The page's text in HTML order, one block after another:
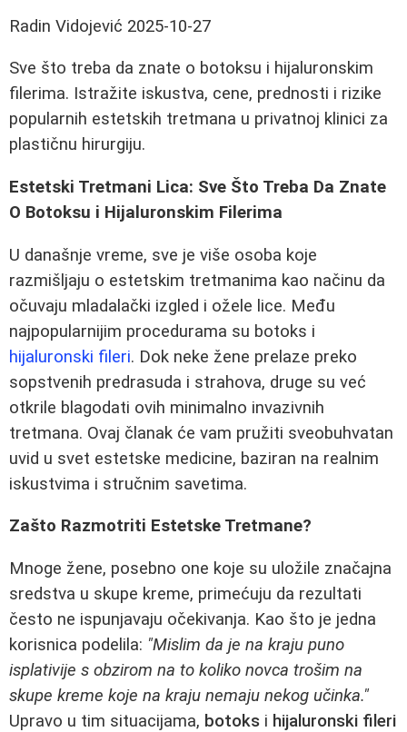
Radin Vidojević 2025-10-27
Sve što treba da znate o botoksu i hijaluronskim
filerima. Istražite iskustva, cene, prednosti i rizike
popularnih estetskih tretmana u privatnoj klinici za
plastičnu hirurgiju.
Estetski Tretmani Lica: Sve Što Treba Da Znate
O Botoksu i Hijaluronskim Filerima
U današnje vreme, sve je više osoba koje
razmišljaju o estetskim tretmanima kao načinu da
očuvaju mladalački izgled i ožele lice. Među
najpopularnijim procedurama su botoks i
hijaluronski fileri. Dok neke žene prelaze preko
sopstvenih predrasuda i strahova, druge su već
otkrile blagodati ovih minimalno invazivnih
tretmana. Ovaj članak će vam pružiti sveobuhvatan
uvid u svet estetske medicine, baziran na realnim
iskustvima i stručnim savetima.
Zašto Razmotriti Estetske Tretmane?
Mnoge žene, posebno one koje su uložile značajna
sredstva u skupe kreme, primećuju da rezultati
često ne ispunjavaju očekivanja. Kao što je jedna
korisnica podelila: "Mislim da je na kraju puno
isplativije s obzirom na to koliko novca trošim na
skupe kreme koje na kraju nemaju nekog učinka."
Upravo u tim situacijama, botoks i hijaluronski fileri